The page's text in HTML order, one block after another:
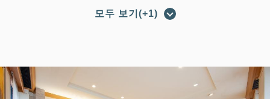
의 베이직 플랜 비즈니스에도 레저에
도!
모두 보기(+1)